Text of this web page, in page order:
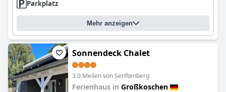
Parkplatz
Mehr anzeigen
Sonnendeck Chalet
3.0 Meilen von Senftenberg
Ferienhaus in Großkoschen